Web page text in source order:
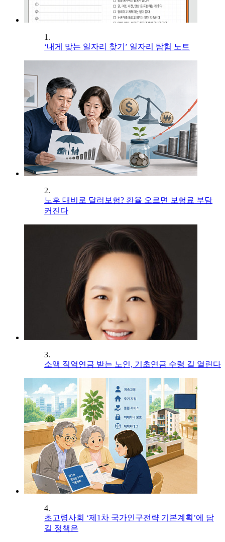
1.
‘내게 맞는 일자리 찾기’ 일자리 탐험 노트
2.
노후 대비로 달러보험? 환율 오르면 보험료 부담
커진다
3.
소액 직역연금 받는 노인, 기초연금 수령 길 열린다
4.
초고령사회 ‘제1차 국가인구전략 기본계획’에 담
길 정책은